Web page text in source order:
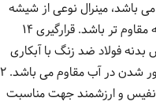
باشد، مینرال نوعی از شیشه
است که آن را در مایع مخصوص قوطه ور کرده و سپس به آن حرارت می دهند تا نسبت به شیشه در برابر خراش و ضربه مقاوم تر باشد. قرارگیری 14
فولاد ضد زنگ با آبکاری
یونی ، همچنین بند رزگلد این ساعت چرم طبیعی با ترکیب پارچه توری می باشد. این ساعت در مقابل رطوبت و قوطه ور شدن در آب مقاوم می باشد. 2
نفیس و ارزشمند جهت مناسبت